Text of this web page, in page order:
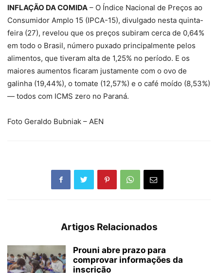
INFLAÇÃO DA COMIDA – O Índice Nacional de Preços ao
Consumidor Amplo 15 (IPCA-15), divulgado nesta quinta-
feira (27), revelou que os preços subiram cerca de 0,64%
em todo o Brasil, número puxado principalmente pelos
alimentos, que tiveram alta de 1,25% no período. E os
maiores aumentos ficaram justamente com o ovo de
galinha (19,44%), o tomate (12,57%) e o café moído (8,53%)
— todos com ICMS zero no Paraná.
Foto Geraldo Bubniak – AEN
Artigos Relacionados
Prouni abre prazo para
comprovar informações da
inscrição